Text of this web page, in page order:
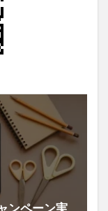
ンペーン実